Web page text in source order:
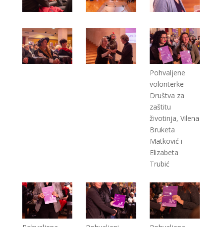
Pohvaljene
volonterke
Društva za
zaštitu
životinja, Vilena
Bruketa
Matković i
Elizabeta
Trubić